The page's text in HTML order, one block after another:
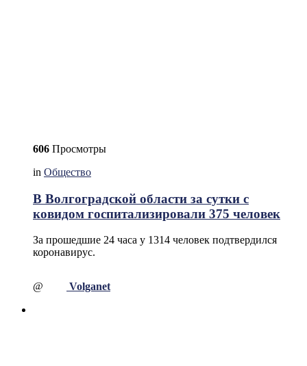
606 Просмотры
in Общество
В Волгоградской области за сутки с
ковидом госпитализировали 375 человек
За прошедшие 24 часа у 1314 человек подтвердился
коронавирус.
@ Volganet